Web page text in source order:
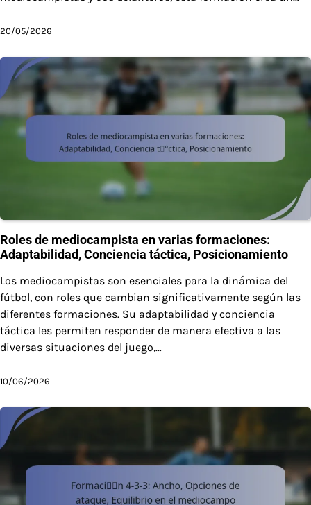
20/05/2026
Roles de mediocampista en varias formaciones:
Adaptabilidad, Conciencia táctica, Posicionamiento
Los mediocampistas son esenciales para la dinámica del
fútbol, con roles que cambian significativamente según las
diferentes formaciones. Su adaptabilidad y conciencia
táctica les permiten responder de manera efectiva a las
diversas situaciones del juego,…
10/06/2026